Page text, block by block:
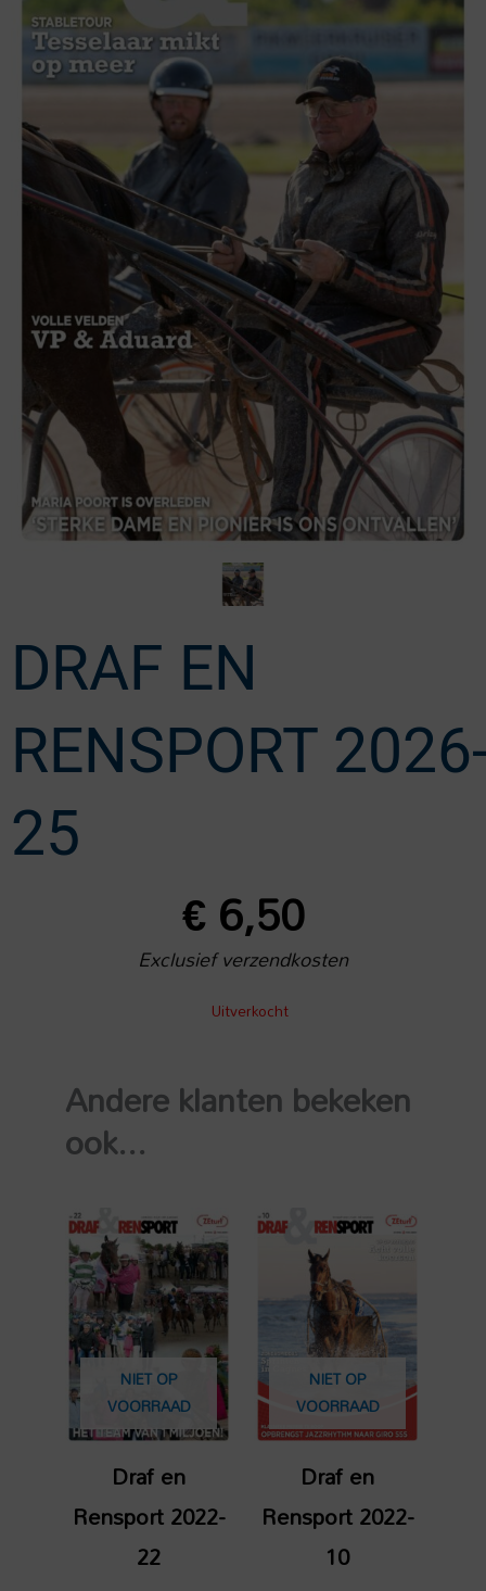
DRAF EN
RENSPORT
25
€6,50
Exclusief verzendkosten
Uitverkocht
Andere klanten bekeken
ook...
NIET OP
VOORRAAD
Draf en
Rensport 2022-
22
NIET OP
VOORRAAD
Draf en
Rensport 2022-
10